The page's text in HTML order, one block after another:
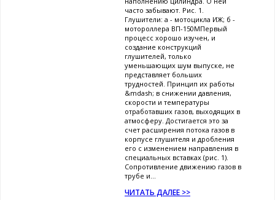
часто забывают. Рис. 1.
Глушители: а - мотоцикла ИЖ; б -
мотороллера ВП-150МПервый
процесс хорошо изучен, и
создание конструкций
глушителей, только
уменьшающих шум выпуске, не
представляет больших
трудностей. Принцип их работы
&mdash; в снижении давления,
скорости и температуры
отработавших газов, выходящих в
атмосферу. Достигается это за
счет расширения потока газов в
корпусе глушителя и дробления
его с изменением направления в
специальных вставках (рис. 1).
Сопротивление движению газов в
трубе и...
ЧИТАТЬ ДАЛЕЕ >>